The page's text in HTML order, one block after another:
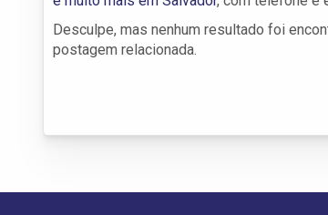
Desculpe, mas nenhum resultado foi
postagem relacionada.